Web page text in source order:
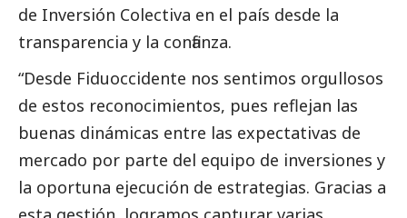
de Inversión Colectiva en el país desde la
transparencia y la confianza.
“Desde Fiduoccidente nos sentimos orgullosos
de estos reconocimientos, pues reflejan las
buenas dinámicas entre las expectativas de
mercado por parte del equipo de inversiones y
la oportuna ejecución de estrategias. Gracias a